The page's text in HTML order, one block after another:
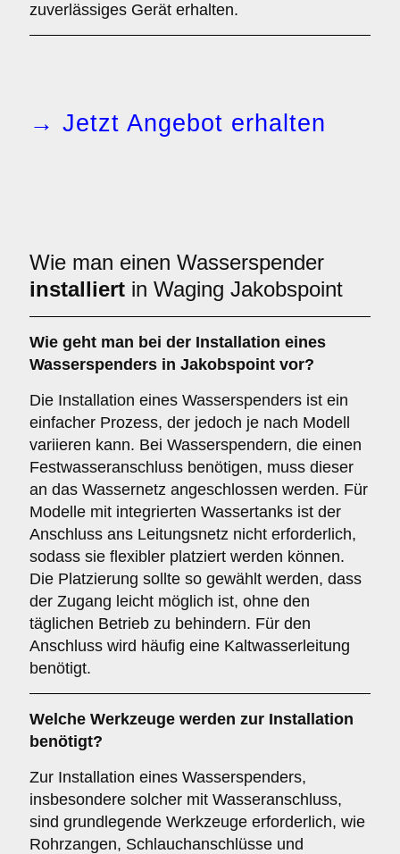
zuverlässiges Gerät erhalten.
→ Jetzt Angebot erhalten
Wie man einen Wasserspender
installiert in Waging Jakobspoint
Wie geht man bei der Installation eines
Wasserspenders in Jakobspoint vor?
Die Installation eines Wasserspenders ist ein
einfacher Prozess, der jedoch je nach Modell
variieren kann. Bei Wasserspendern, die einen
Festwasseranschluss benötigen, muss dieser
an das Wassernetz angeschlossen werden. Für
Modelle mit integrierten Wassertanks ist der
Anschluss ans Leitungsnetz nicht erforderlich,
sodass sie flexibler platziert werden können.
Die Platzierung sollte so gewählt werden, dass
der Zugang leicht möglich ist, ohne den
täglichen Betrieb zu behindern. Für den
Anschluss wird häufig eine Kaltwasserleitung
benötigt.
Welche Werkzeuge werden zur Installation
benötigt?
Zur Installation eines Wasserspenders,
insbesondere solcher mit Wasseranschluss,
sind grundlegende Werkzeuge erforderlich, wie
Rohrzangen, Schlauchanschlüsse und